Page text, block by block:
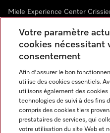
Miele Experience Center
Newsletter
Langue
Votre paramètre
cookies nécessitant
consentement
Afin d'assurer le bon
utilise des cookies essentiels.
utilisons également des
technologies de suivi à des fins
compris des cookies tiers
prestataires de services, qui
votre utilisation du site Web et